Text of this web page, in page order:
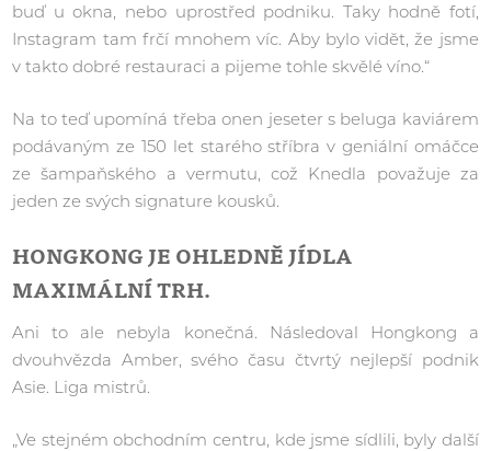
buď u okna, nebo uprostřed podniku. Taky hodně fotí,
Instagram tam frčí mnohem víc. Aby bylo vidět, že jsme
v takto dobré restauraci a pijeme tohle skvělé víno.“
Na to teď upomíná třeba onen jeseter s beluga kaviárem
podávaným ze 150 let starého stříbra v geniální omáčce
ze šampaňského a vermutu, což Knedla považuje za
jeden ze svých signature kousků.
HONGKONG JE OHLEDNĚ JÍDLA
MAXIMÁLNÍ TRH.
Ani to ale nebyla konečná. Následoval Hongkong a
dvouhvězda Amber, svého času čtvrtý nejlepší podnik
Asie. Liga mistrů.
„Ve stejném obchodním centru, kde jsme sídlili, byly další